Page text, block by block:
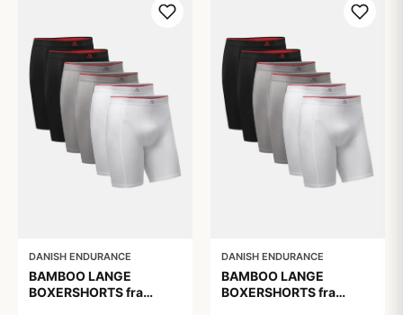
DANISH ENDURANCE
BAMBOO LANGE
BOXERSHORTS fra
DANISH ENDURANCE
BAMBOO LANGE
BOXERSHORTS fra